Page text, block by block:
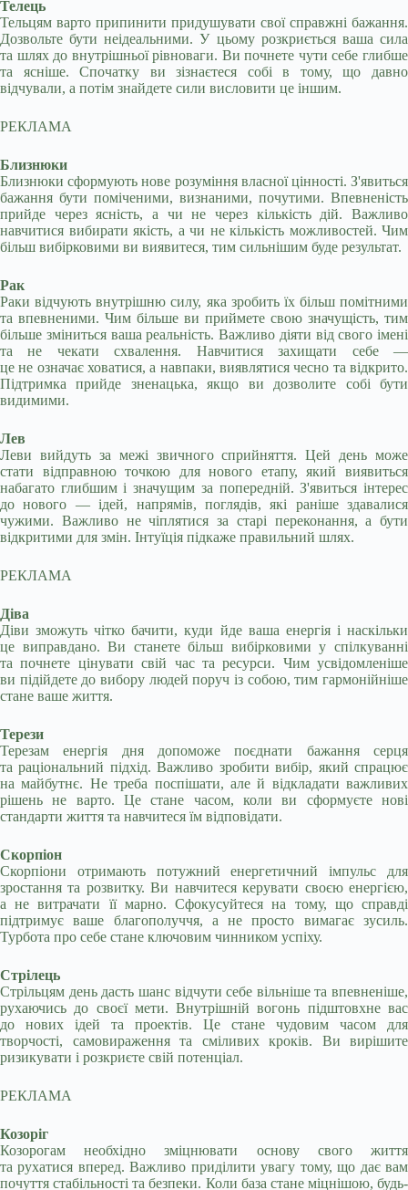
Телець
Тельцям варто припинити придушувати свої справжні бажання.
Дозвольте бути неідеальними. У цьому розкриється ваша сила
та шлях до внутрішньої рівноваги. Ви почнете чути себе глибше
та ясніше. Спочатку ви зізнаєтеся собі в тому, що давно
відчували, а потім знайдете сили висловити це іншим.
РЕКЛАМА
Близнюки
Близнюки сформують нове розуміння власної цінності. З'явиться
бажання бути поміченими, визнаними, почутими. Впевненість
прийде через ясність, а чи не через кількість дій. Важливо
навчитися вибирати якість, а чи не кількість можливостей. Чим
більш вибірковими ви виявитеся, тим сильнішим буде результат.
Рак
Раки відчують внутрішню силу, яка зробить їх більш помітними
та впевненими. Чим більше ви приймете свою значущість, тим
більше зміниться ваша реальність. Важливо діяти від свого імені
та не чекати схвалення. Навчитися захищати себе —
це не означає ховатися, а навпаки, виявлятися чесно та відкрито.
Підтримка прийде зненацька, якщо ви дозволите собі бути
видимими.
Лев
Леви вийдуть за межі звичного сприйняття. Цей день може
стати відправною точкою для нового етапу, який виявиться
набагато глибшим і значущим за попередній. З'явиться інтерес
до нового — ідей, напрямів, поглядів, які раніше здавалися
чужими. Важливо не чіплятися за старі переконання, а бути
відкритими для змін. Інтуїція підкаже правильний шлях.
РЕКЛАМА
Діва
Діви зможуть чітко бачити, куди йде ваша енергія і наскільки
це виправдано. Ви станете більш вибірковими у спілкуванні
та почнете цінувати свій час та ресурси. Чим усвідомленіше
ви підійдете до вибору людей поруч із собою, тим гармонійніше
стане ваше життя.
Терези
Терезам енергія дня допоможе поєднати бажання серця
та раціональний підхід. Важливо зробити вибір, який спрацює
на майбутнє. Не треба поспішати, але й відкладати важливих
рішень не варто. Це стане часом, коли ви сформуєте нові
стандарти життя та навчитеся їм відповідати.
Скорпіон
Скорпіони отримають потужний енергетичний імпульс для
зростання та розвитку. Ви навчитеся керувати своєю енергією,
а не витрачати її марно. Сфокусуйтеся на тому, що справді
підтримує ваше благополуччя, а не просто вимагає зусиль.
Турбота про себе стане ключовим чинником успіху.
Стрілець
Стрільцям день дасть шанс відчути себе вільніше та впевненіше,
рухаючись до своєї мети. Внутрішній вогонь підштовхне вас
до нових ідей та проектів. Це стане чудовим часом для
творчості, самовираження та сміливих кроків. Ви вирішите
ризикувати і розкриєте свій потенціал.
РЕКЛАМА
Козоріг
Козорогам необхідно зміцнювати основу свого життя
та рухатися вперед. Важливо приділити увагу тому, що дає вам
почуття стабільності та безпеки. Коли база стане міцнішою, будь-